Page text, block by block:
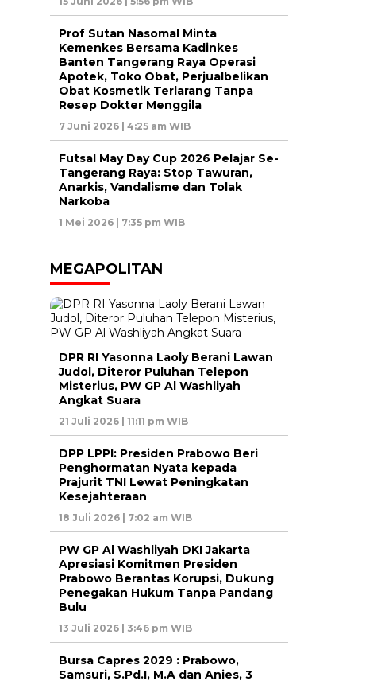
Prof Sutan Nasomal Minta
Kemenkes Bersama Kadinkes
Banten Tangerang Raya Operasi
Apotek, Toko Obat, Perjualbelikan
Obat Kosmetik Terlarang Tanpa
Resep Dokter Menggila
7 Juni 2026 | 4:25 am WIB
Futsal May Day Cup 2026 Pelajar Se-
Tangerang Raya: Stop Tawuran,
Anarkis, Vandalisme dan Tolak
Narkoba
1 Mei 2026 | 7:35 pm WIB
MEGAPOLITAN
DPR RI Yasonna Laoly Berani Lawan
Judol, Diteror Puluhan Telepon
Misterius, PW GP Al Washliyah
Angkat Suara
21 Juli 2026 | 11:11 pm WIB
DPP LPPI: Presiden Prabowo Beri
Penghormatan Nyata kepada
Prajurit TNI Lewat Peningkatan
Kesejahteraan
18 Juli 2026 | 7:02 am WIB
PW GP Al Washliyah DKI Jakarta
Apresiasi Komitmen Presiden
Prabowo Berantas Korupsi, Dukung
Penegakan Hukum Tanpa Pandang
Bulu
13 Juli 2026 | 3:46 pm WIB
Bursa Capres 2029 : Prabowo,
Samsuri, S.Pd.I, M.A dan Anies, 3